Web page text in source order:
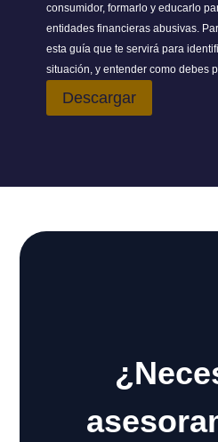
consumidor, formarlo y educarlo
entidades financieras abusivas.
esta guía que te servirá para
situación, y entender como debes
Descargar